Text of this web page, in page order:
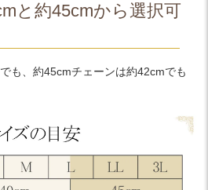
と約45cmから選択可
も、約45cmチェーンは約42cmでも